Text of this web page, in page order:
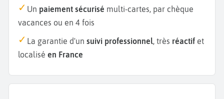
Un paiement sécurisé multi-cartes, par chèque
vacances ou en 4 fois
La garantie d'un suivi professionnel, très réactif et
localisé en France